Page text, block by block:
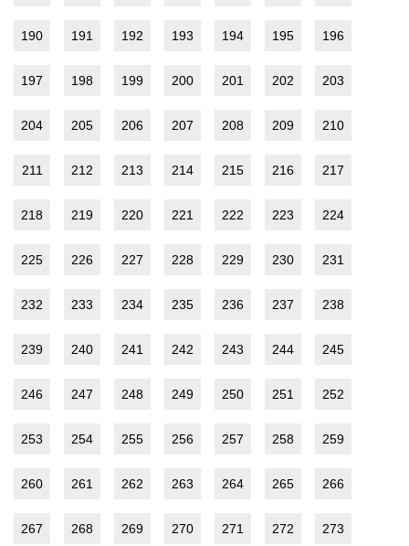
190 191 192 193 194 195 196
197 198 199 200 201 202 203
204 205 206 207 208 209 210
211 212 213 214 215 216 217
218 219 220 221 222 223 224
225 226 227 228 229 230 231
232 233 234 235 236 237 238
239 240 241 242 243 244 245
246 247 248 249 250 251 252
253 254 255 256 257 258 259
260 261 262 263 264 265 266
267 268 269 270 271 272 273